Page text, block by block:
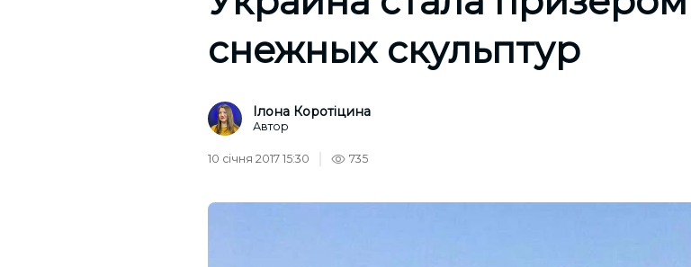
снежных скульптур
Ілона Коротіцина
Автор
10 січня 2017 15:30 735